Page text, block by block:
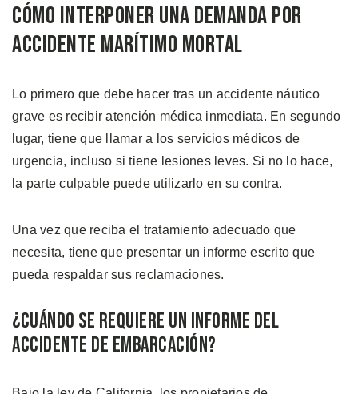
Cómo Interponer una Demanda por
Accidente Marítimo Mortal
Lo primero que debe hacer tras un accidente náutico
grave es recibir atención médica inmediata. En segundo
lugar, tiene que llamar a los servicios médicos de
urgencia, incluso si tiene lesiones leves. Si no lo hace,
la parte culpable puede utilizarlo en su contra.
Una vez que reciba el tratamiento adecuado que
necesita, tiene que presentar un informe escrito que
pueda respaldar sus reclamaciones.
¿Cuándo se Requiere un Informe del
Accidente de Embarcación?